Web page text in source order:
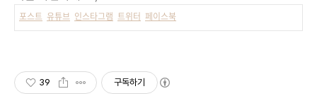
포스트 유튜브 인스타그램 트위터 페이스북
39 구독하기